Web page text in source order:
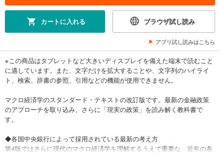
カートに入れる ブラウザ試し読み
アプリ試し読みはこちら
※この商品はタブレットなど大きいディスプレイを備えた端末で読むこと
に適しています。また、文字だけを拡大することや、文字列のハイライ
ト、検索、辞書の参照、引用などの機能が使用できません。
マクロ経済学のスタンダード・テキストの改訂版です。最新の金融政策
のアプローチを取り込み、さらに「現実の政策」を読み解く教科書で
す。
◆各国中央銀行によって採用されている最新の考え方
第4版ではさらに現代のマクロ経済学を理解するうえで重要な、近年の各